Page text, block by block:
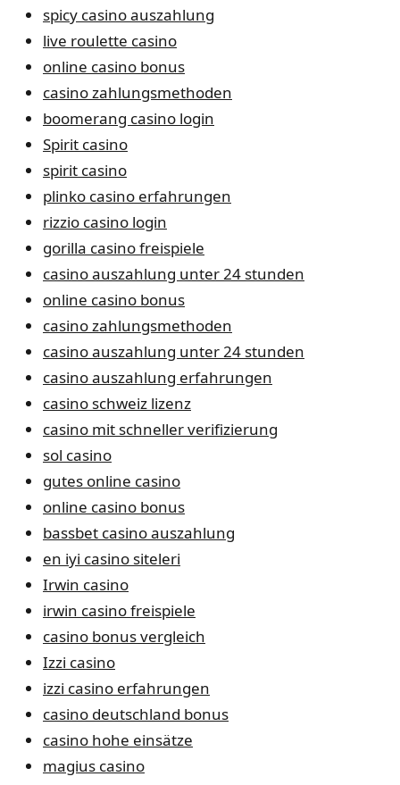
spicy casino auszahlung
live roulette casino
online casino bonus
casino zahlungsmethoden
boomerang casino login
Spirit casino
spirit casino
plinko casino erfahrungen
rizzio casino login
gorilla casino freispiele
casino auszahlung unter 24 stunden
online casino bonus
casino zahlungsmethoden
casino auszahlung unter 24 stunden
casino auszahlung erfahrungen
casino schweiz lizenz
casino mit schneller verifizierung
sol casino
gutes online casino
online casino bonus
bassbet casino auszahlung
en iyi casino siteleri
Irwin casino
irwin casino freispiele
casino bonus vergleich
Izzi casino
izzi casino erfahrungen
casino deutschland bonus
casino hohe einsätze
magius casino